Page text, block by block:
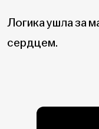
Логика ушла за
сердцем.